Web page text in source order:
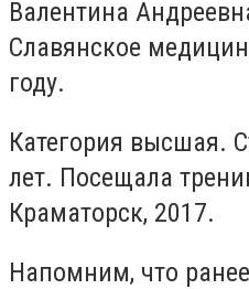
Валентина
Славянское
году.
Категория высшая.
лет. Посещала
Краматорск, 2017.
Напомним, что